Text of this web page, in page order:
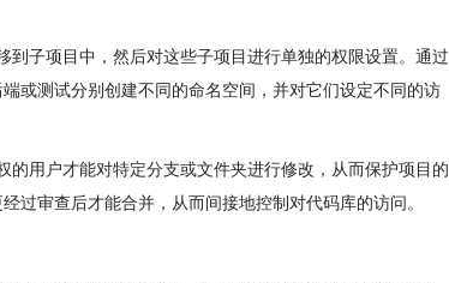
到子项目中，然后对这些子项目进行单独的权限设置。通过
或测试分别创建不同的命名空间，并对它们设定不同的访
的用户才能对特定分支或文件夹进行修改，从而保护项目的
过审查后才能合并，从而间接地控制对代码库的访问。